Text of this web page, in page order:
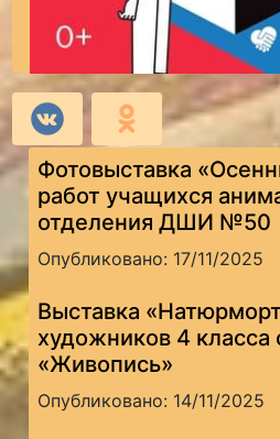
Фотовыставка
работ учащихся
отделения ДШИ №50
Опубликовано: 17/11/2025
Выставка
художников 4 класса
«Живопись»
Опубликовано: 14/11/2025